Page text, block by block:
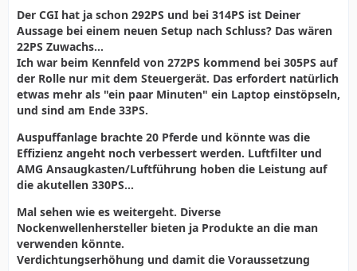
Der CGI hat ja schon 292PS und bei 314PS ist Deiner
Aussage bei einem neuen Setup nach Schluss? Das wären
22PS Zuwachs...
Ich war beim Kennfeld von 272PS kommend bei 305PS auf
der Rolle nur mit dem Steuergerät. Das erfordert natürlich
etwas mehr als "ein paar Minuten" ein Laptop einstöpseln,
und sind am Ende 33PS.
Auspuffanlage brachte 20 Pferde und könnte was die
Effizienz angeht noch verbessert werden. Luftfilter und
AMG Ansaugkasten/Luftführung hoben die Leistung auf
die akutellen 330PS...
Mal sehen wie es weitergeht. Diverse
Nockenwellenhersteller bieten ja Produkte an die man
verwenden könnte.
Verdichtungserhöhung und damit die Voraussetzung